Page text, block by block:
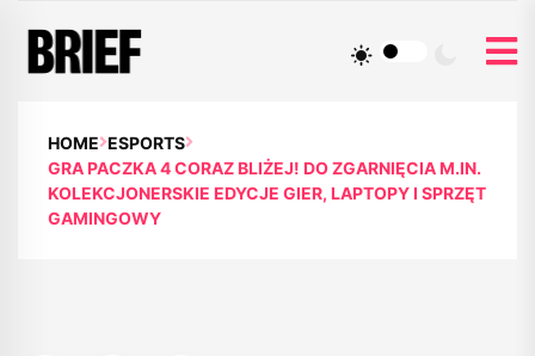
HOME ESPORTS
GRA PACZKA 4 CORAZ BLIŻEJ! DO ZGARNIĘCIA M.IN.
KOLEKCJONERSKIE EDYCJE GIER, LAPTOPY I SPRZĘT
GAMINGOWY